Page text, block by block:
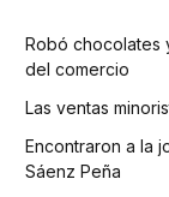
Robó chocolates
del comercio
Las ventas
Encontraron a la
Sáenz Peña